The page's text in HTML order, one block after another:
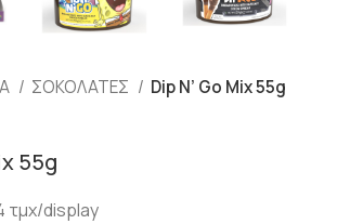
ΣΟΚΟΛΑΤΕΣ Dip N’ Go Mix 55g
55g
τμχ/display